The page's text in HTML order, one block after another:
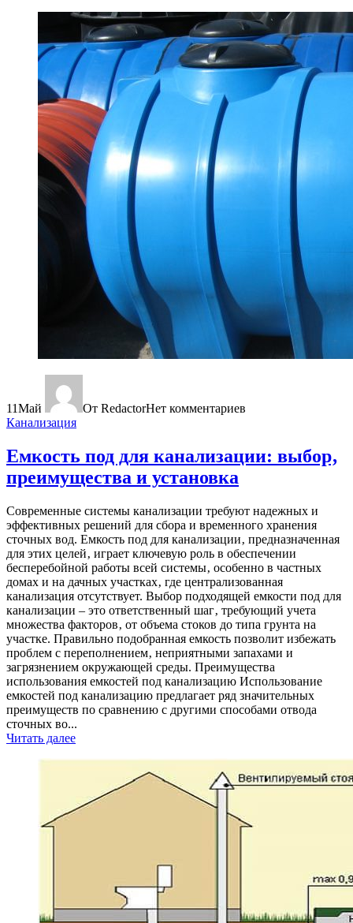
11Май От RedactorНет комментариев
Канализация
Емкость под для канализации: выбор‚
преимущества и установка
Современные системы канализации требуют надежных и
эффективных решений для сбора и временного хранения
сточных вод. Емкость под для канализации‚ предназначенная
для этих целей‚ играет ключевую роль в обеспечении
бесперебойной работы всей системы‚ особенно в частных
домах и на дачных участках‚ где централизованная
канализация отсутствует. Выбор подходящей емкости под для
канализации – это ответственный шаг‚ требующий учета
множества факторов‚ от объема стоков до типа грунта на
участке. Правильно подобранная емкость позволит избежать
проблем с переполнением‚ неприятными запахами и
загрязнением окружающей среды. Преимущества
использования емкостей под канализацию Использование
емкостей под канализацию предлагает ряд значительных
преимуществ по сравнению с другими способами отвода
сточных во...
Читать далее